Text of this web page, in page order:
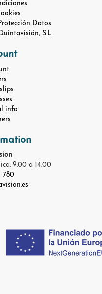
Datos
S.L.
info
9:00 a 14:00
780